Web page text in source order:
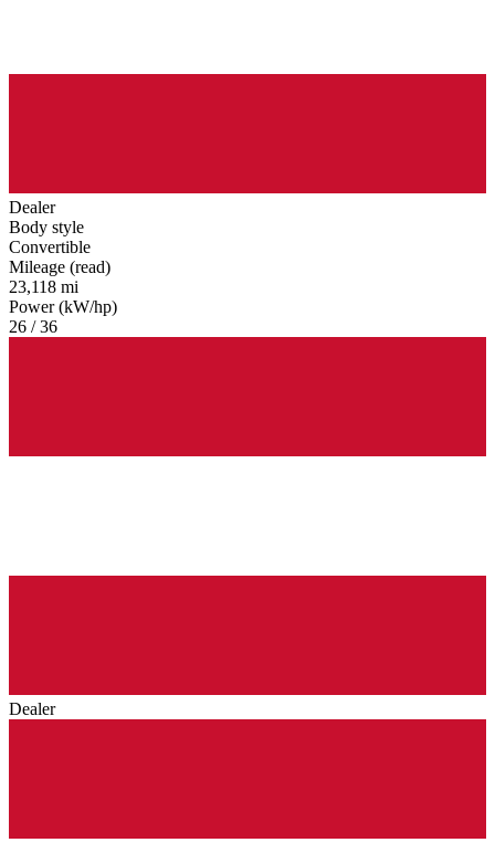
Dealer
Body style
Convertible
Mileage (read)
23,118 mi
Power (kW/hp)
26 / 36
Dealer